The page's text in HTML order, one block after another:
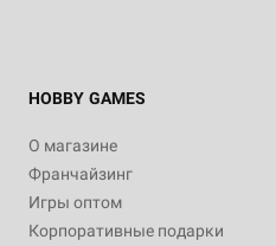
HOBBY GAMES
О магазине
Франчайзинг
Игры оптом
Корпоративные подарки